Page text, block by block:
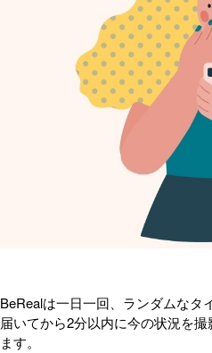
BeRealは一日一回、ランダムなタ
届いてから2分以内に今の状況を
ます。